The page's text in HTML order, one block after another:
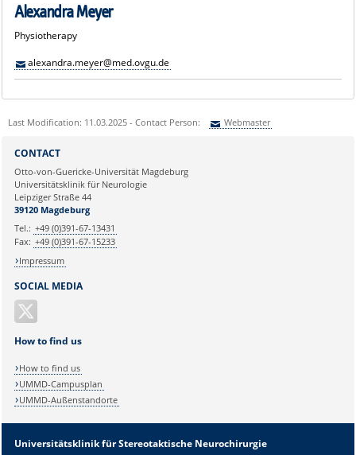
Alexandra Meyer
Physiotherapy
alexandra.meyer@med.ovgu.de
Last Modification: 11.03.2025 - Contact Person: Webmaster
Ihre E-Mailadresse:
Ihr Anliegen:
SOCIAL MEDIA
CONTACT
Otto-von-Guericke-Universität Magdeburg
Universitätsklinik für Neurologie
Leipziger Straße 44
39120 Magdeburg
Tel.: +49 (0)391-67-13431
Fax: +49 (0)391-67-15233
Impressum
How to find us
How to find us
UMMD-Campusplan
UMMD-Außenstandorte
Universitätsklinik für Stereotaktische Neurochirurgie